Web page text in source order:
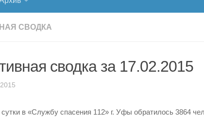
СВОДКА
сводка за 17.02.2015
в «Службу спасения 112» г. Уфы обратилось 3864